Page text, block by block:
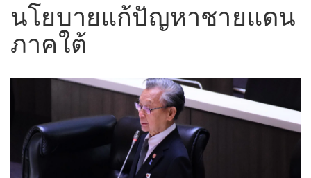
นโยบายแก้ปัญหาชายแดน
ภาคใต้